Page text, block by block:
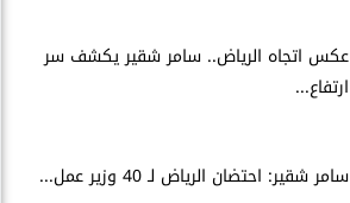
عكس اتجاه الرياض.. سامر شقير يكشف سر
ارتفاع...
سامر شقير: احتضان الرياض لـ 40 وزير عمل...